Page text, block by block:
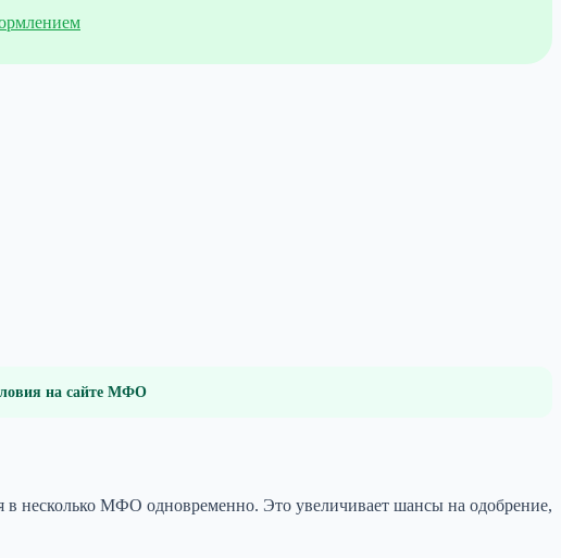
на сайте МФО
несколько МФО одновременно. Это увеличивает шансы на одобрение,